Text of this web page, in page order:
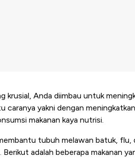
krusial, Anda diimbau untuk
caranya yakni dengan
makanan kaya nutrisi.
tubuh melawan batuk, flu,
Berikut adalah beberapa makanan